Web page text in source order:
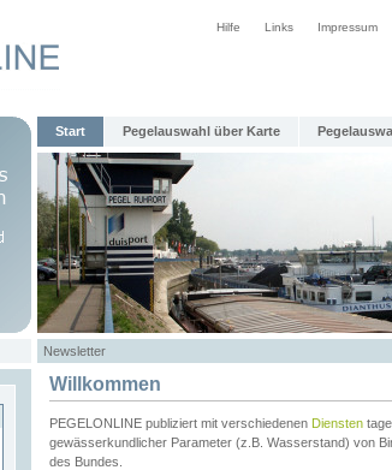
Hilfe Links Impressum
Start Pegelauswahl über Karte
Newsletter
Willkommen
PEGELONLINE publiziert mit verschiedenen Diensten
gewässerkundlicher Parameter (z.B. Wasserstand) von
des Bundes.